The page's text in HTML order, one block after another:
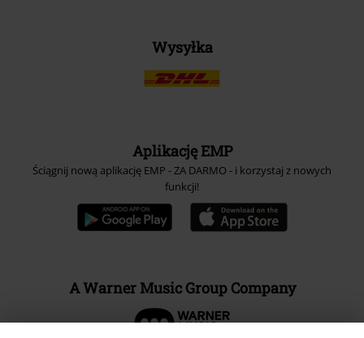
Wysyłka
Aplikację EMP
Ściągnij nową aplikację EMP - ZA DARMO - i korzystaj z nowych
funkcji!
A Warner Music Group Company